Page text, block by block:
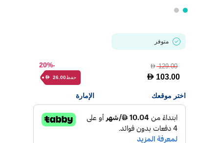
متوفر
D129.00
D 103.00
-20%
حفظ D 26.00
اختر موقعك الإمارة